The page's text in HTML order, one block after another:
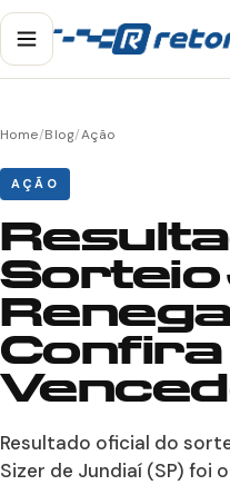
Home/Blog/Ação
AÇÃO
Sorteio
Confira
Resultado oficial do
Sizer de Jundiaí (SP) foi